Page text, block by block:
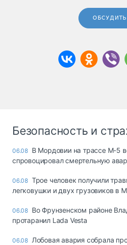
ОБСУДИТЬ
Безопасность и
06.08 В Мордовии на трассе М-5
спровоцировал смертельную
06.08 Трое человек получили
легковушки и двух грузовиков в
06.08 Во Фрунзенском районе
протаранил Lada Vesta
06.08 Лобовая авария собрала